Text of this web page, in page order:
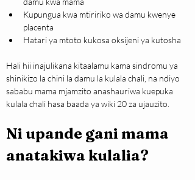
Kupungua kwa mtiririko wa damu kwenye
placenta
Hatari ya mtoto kukosa oksijeni ya kutosha
Hali hii inajulikana kitaalamu kama sindromu ya
shinikizo la chini la damu la kulala chali, na ndiyo
sababu mama mjamzito anashauriwa kuepuka
kulala chali hasa baada ya wiki 20 za ujauzito.
Ni upande gani mama
anatakiwa kulalia?